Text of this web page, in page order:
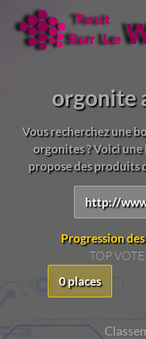
orgonite
Vous recherchez une
orgonites ? Voici
propose des produits
http://
Progression
TOP VOTE
0 places